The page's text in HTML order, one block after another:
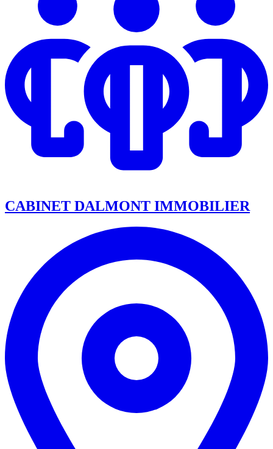
CABINET DALMONT IMMOBILIER